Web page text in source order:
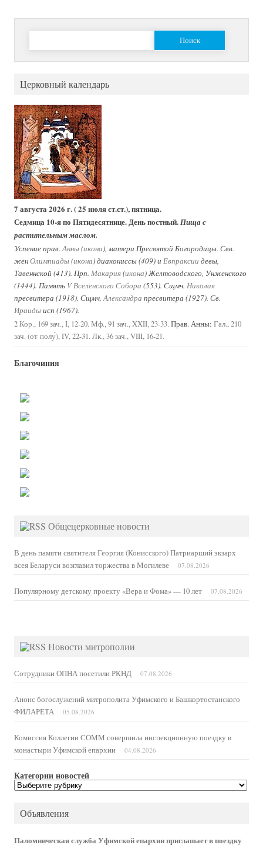
Найти:
Церковный календарь
7 августа 2026 г. ( 25 июля ст.ст.), пятница.
Седмица 10-я по Пятидесятнице. День постный.Пища с
растительным маслом.
Успение прав.Анны(икона), матери Пресвятой Богородицы. Свв.
женОлимпиады(икона) диакониссы (409) и Евпраксии девы,
Тавеннской (413). Прп. Макария(икона) Желтоводского, Унженского
(1444). Память V Вселенского Собора (553). Сщмч. Николая
пресвитера (1918). Сщмч.Александра пресвитера (1927). Св.
Ираидыисп (1967).
2 Кор., 169 зач., I, 12-20. Мф., 91 зач., XXII, 23-33. Прав. Анны: Гал., 210
зач. (от полу́), IV, 22-31. Лк., 36 зач., VIII, 16-21.
Благочиния
Общецерковные новости
В день памяти святителя Георгия (Конисского) Патриарший экзарх
всея Беларуси возглавил торжества в Могилеве
07.08.2026
Популярному детскому проекту «Вера и Фома» — 10 лет 07.08.2026
Новости митрополии
Сотрудники ОПНА посетили РКНД 07.08.2026
Анонс богослужений митрополита Уфимского и Башкортостанского
ФИЛАРЕТА
05.08.2026
Комиссия Коллегии СОММ совершила инспекционную поездку в
монастыри Уфимской епархии
04.08.2026
Категории новостей
Категории
новостей
Объявления
Паломническая служба Уфимской епархии приглашает в поездку